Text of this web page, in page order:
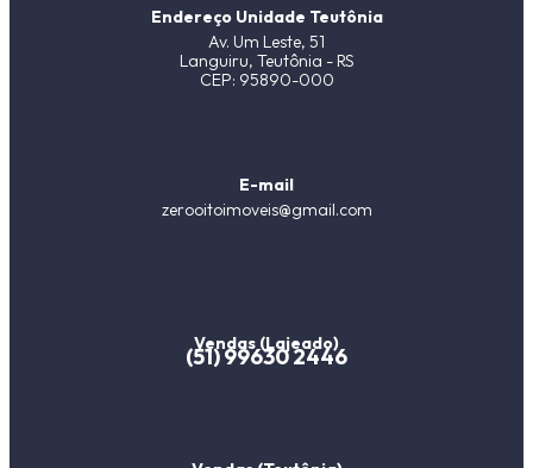
Endereço Unidade Teutônia
Av. Um Leste, 51
Languiru, Teutônia - RS
CEP: 95890-000
E-mail
zerooitoimoveis@gmail.com
Vendas (Lajeado)
(51) 99630 2446